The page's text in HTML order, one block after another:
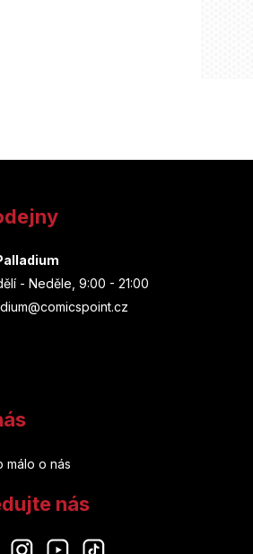
- Neděle, 9:00 - 21:00
málo o nás
nás